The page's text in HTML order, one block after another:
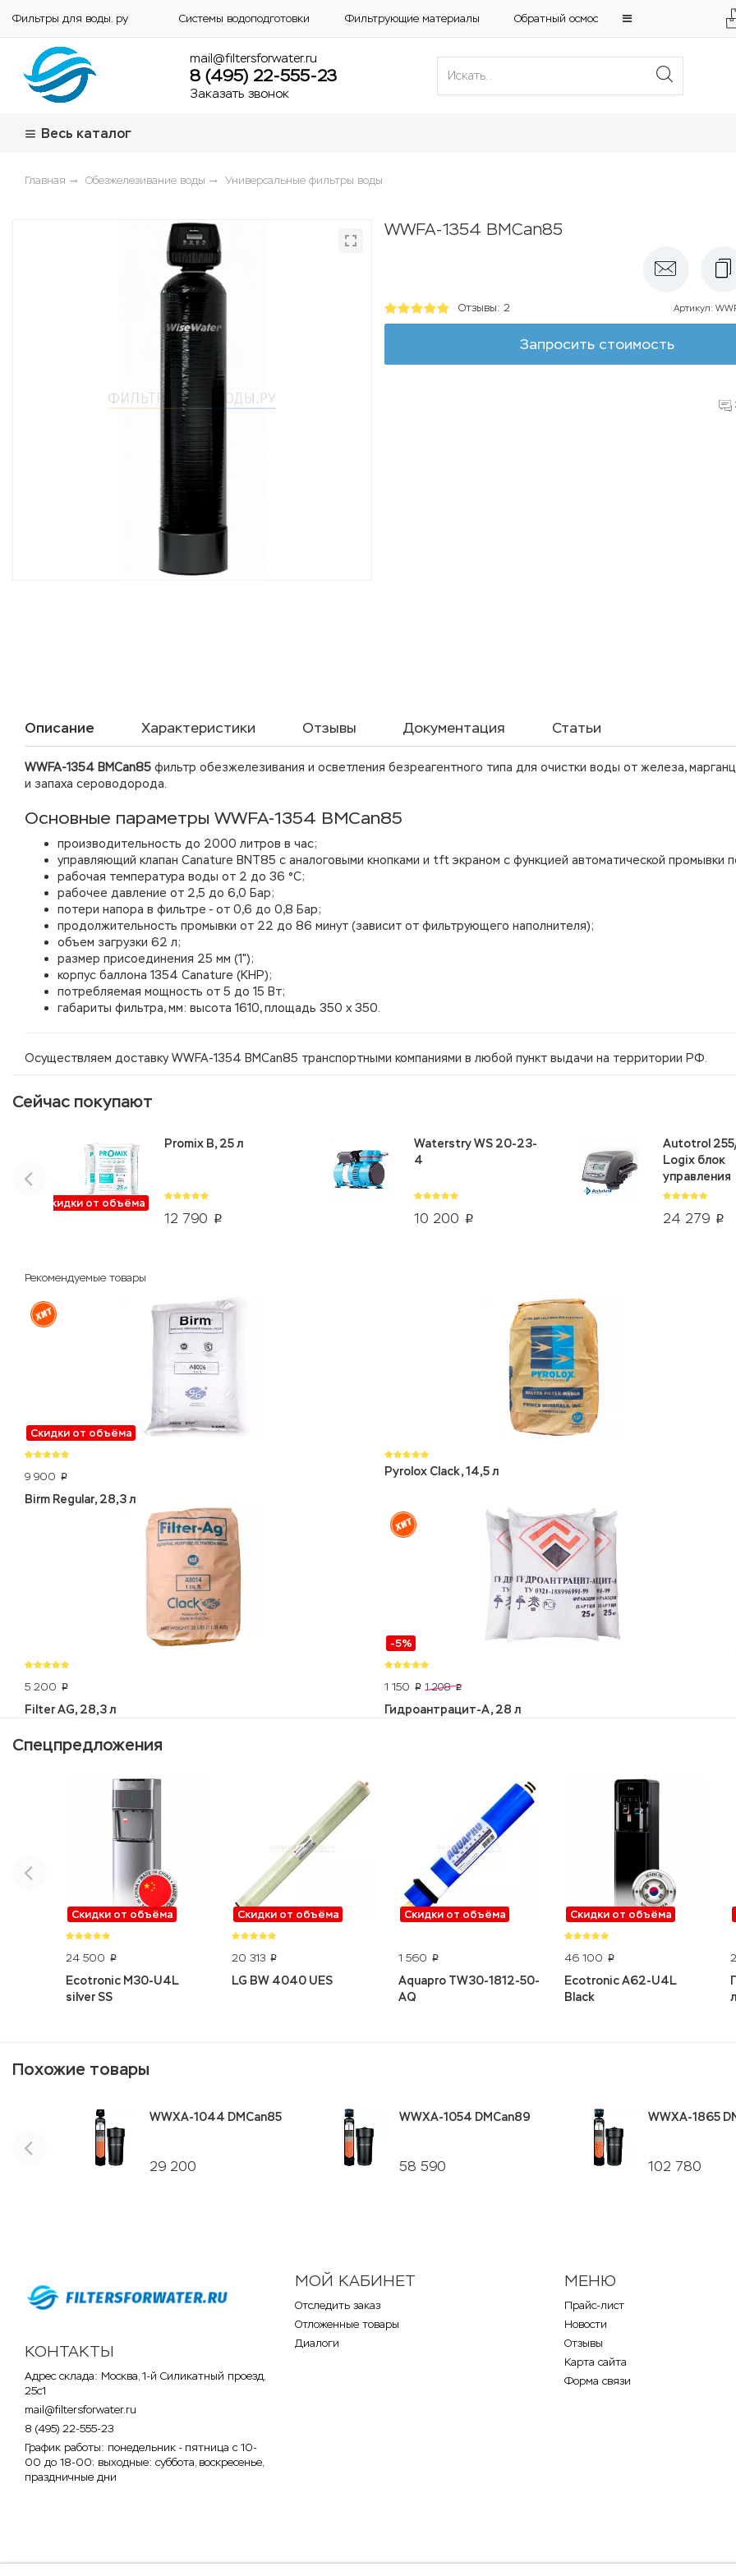
Фильтры для воды. ру Системы водоподготовки Фильтрующие материалы Обратный осмос
mail@filtersforwater.ru
8 (495) 22-555-23
Заказать звонок
Весь каталог
Главная Обезжелезивание воды Универсальные фильтры воды
WWFA-1354 BMCan85
Отзывы: 2 Артикул:
Запросить стоимость
Описание Характеристики Отзывы Документация Статьи
WWFA-1354 BMCan85 фильтр обезжелезивания и осветления безреагентного типа для очистки воды от железа,
и запаха сероводорода.
Основные параметры WWFA-1354 BMCan85
производительность до 2000 литров в час;
управляющий клапан Canature BNT85 с аналоговыми кнопками и tft экраном с функцией автоматической промывки
рабочая температура воды от 2 до 36 °С;
рабочее давление от 2,5 до 6,0 Бар;
потери напора в фильтре - от 0,6 до 0,8 Бар;
продолжительность промывки от 22 до 86 минут (зависит от фильтрующего наполнителя);
объем загрузки 62 л;
размер присоединения 25 мм (1");
корпус баллона 1354 Canature (КНР);
потребляемая мощность от 5 до 15 Вт;
габариты фильтра, мм: высота 1610, площадь 350 х 350.
Осуществляем доставку WWFA-1354 BMCan85 транспортными компаниями в любой пункт выдачи на территории РФ.
Сейчас покупают
Скидки от объёма
12 790 p
Promix B, 25 л
10 200 p
Waterstry WS 20-23-
4
24 279 p
Autotrol
Logix блок
управления
Рекомендуемые товары
Скидки от объёма
9 900 p
Birm Regular, 28,3 л
Pyrolox Clack, 14,5 л
5 200 p
Filter AG, 28,3 л
-5%
1 150 p 1 208 p
Гидроантрацит-А, 28 л
Спецпредложения
Скидки от объёма
24 500 p
Ecotronic M30-U4L
silver SS
Скидки от объёма
20 313 p
LG BW 4040 UES
Скидки от объёма
1 560 p
Aquapro TW30-1812-50-
AQ
Скидки от объёма
46 100 p
Ecotronic A62-U4L
Black
л
Похожие товары
29 200
WWXA-1044 DMCan85
58 590
WWXA-1054 DMCan89
102 780
WWXA-1865
КОНТАКТЫ
Адрес склада: Москва, 1-й Силикатный проезд,
25с1
mail@filtersforwater.ru
8 (495) 22-555-23
График работы: понедельник - пятница с 10-
00 до 18-00; выходные: суббота, воскресенье,
праздничные дни
МОЙ КАБИНЕТ
Отследить заказ
Отложенные товары
Диалоги
МЕНЮ
Прайс-лист
Новости
Отзывы
Карта сайта
Форма связи